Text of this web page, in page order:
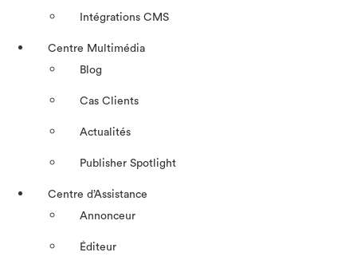
Intégrations CMS
Centre Multimédia
Blog
Cas Clients
Actualités
Publisher Spotlight
Centre d’Assistance
Annonceur
Éditeur